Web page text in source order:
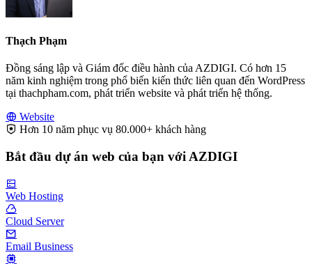
Thạch Phạm
Đồng sáng lập và Giám đốc điều hành của AZDIGI. Có hơn 15
năm kinh nghiệm trong phổ biến kiến thức liên quan đến WordPress
tại thachpham.com, phát triển website và phát triển hệ thống.
Website
Hơn 10 năm phục vụ 80.000+ khách hàng
Bắt đầu dự án web của bạn với AZDIGI
Web Hosting
Cloud Server
Email Business